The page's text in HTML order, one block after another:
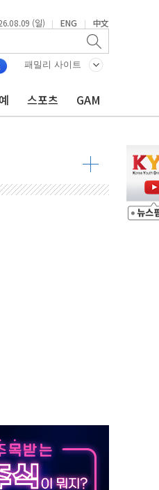
(일) | ENG | 中文
패밀리 사이트
스포츠 GAM
제한
vs 鄭 44.53%
44.40%
송영길 7.76%
양극화 심화